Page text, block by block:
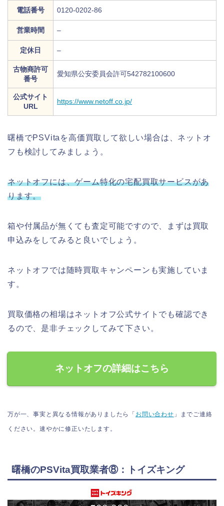
電話番号 0120-0202-86
営業時間 –
定休日 –
古物商許可
番号
愛知県公安委員会許可542782100600
公式サイト
URL
https://www.netoff.co.jp/
曙橋でPSVitaを高価買取して欲しい場合は、ネットオ
フも検討してみましょう。
ネットオフには、ゲーム特化の宅配買取サービスがあ
ります。
箱や付属品が無くても査定可能ですので、まずは買取
申込みをしてみると良いでしょう。
ネットオフでは随時買取キャンペーンも実施していま
す。
買取価格の相場はネットオフ公式サイトでも確認でき
るので、是非チェックしてみて下さい。
ネットオフの詳細はこちら
万が一、事実と異なる情報がありましたら「 お問い合わせ 」までご連絡
ください。速やかに修正いたします。
曙橋のPSVita買取業者⑧：トイズキング